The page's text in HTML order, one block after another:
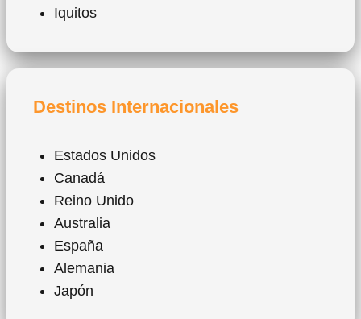
Iquitos
Destinos Internacionales
Estados Unidos
Canadá
Reino Unido
Australia
España
Alemania
Japón